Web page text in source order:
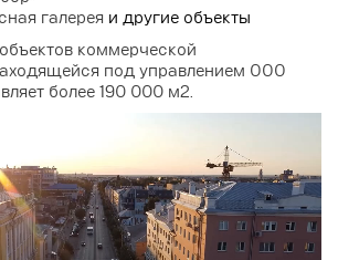
галерея и другие объекты
коммерческой
под управлением ООО
более 190 000 м2.